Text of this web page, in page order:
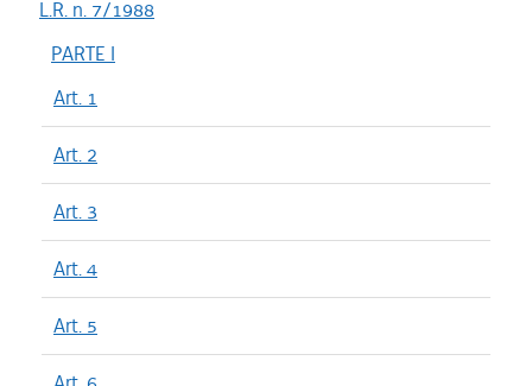
L.R. n. 7/1988
PARTE I
Art. 1
Art. 2
Art. 3
Art. 4
Art. 5